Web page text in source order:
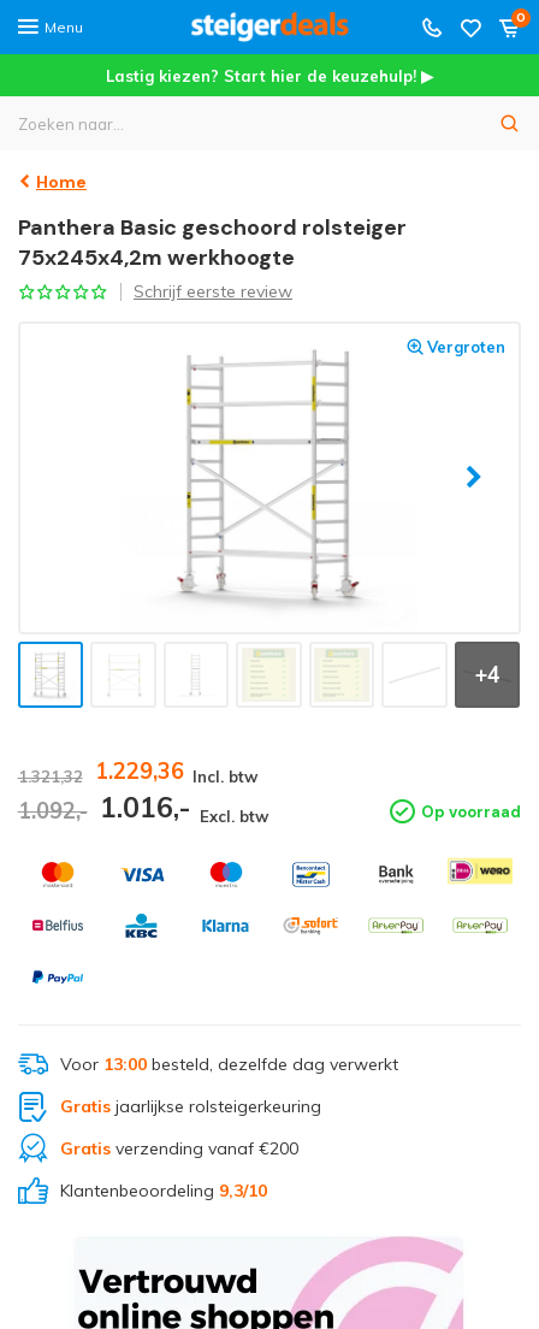
Menu
0
Lastig kiezen? Start hier de keuzehulp! ▶
Home
Panthera Basic geschoord rolsteiger
75x245x4,2m werkhoogte
Schrijf eerste review
Vergroten
+4
1.321,32 1.229,36 Incl. btw
1.092,- 1.016,- Excl. btw Op voorraad
Voor 13:00besteld, dezelfde dag verwerkt
Gratisjaarlijkse rolsteigerkeuring
Gratisverzending vanaf €200
Klantenbeoordeling 9,3/10